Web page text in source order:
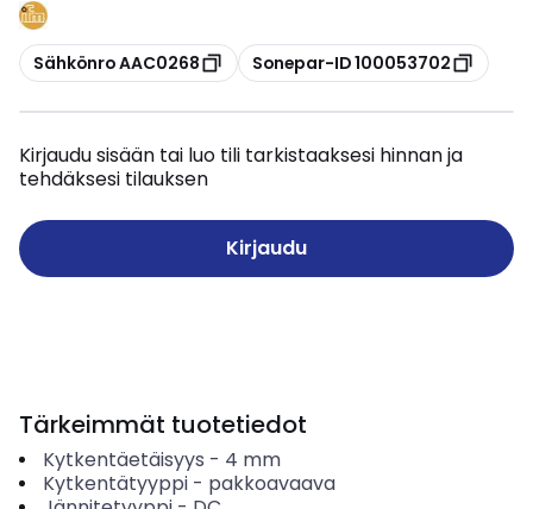
Kopioi
Sähkönro AAC0268 Kopioi
Sonepar-ID 100053702
Kirjaudu sisään tai luo tili tarkistaaksesi hinnan ja
tehdäksesi tilauksen
Kirjaudu
Tärkeimmät tuotetiedot
Kytkentäetäisyys - 4 mm
Kytkentätyyppi- pakkoavaava